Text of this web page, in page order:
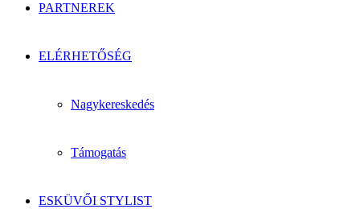
PARTNEREK
ELÉRHETŐSÉG
Nagykereskedés
Támogatás
ESKÜVŐI STYLIST